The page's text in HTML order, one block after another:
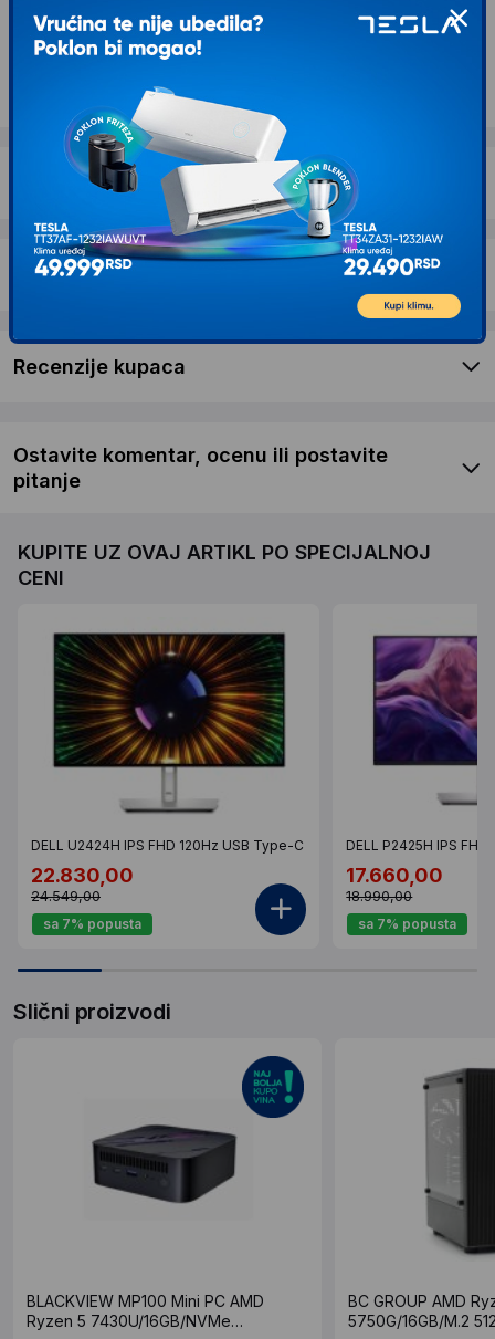
Kontaktirajte nas
5500GT/16GB/512GB/500W
Dostava i povrat
Garancija
Recenzije kupaca
Ostavite komentar, ocenu ili postavite
pitanje
KUPITE UZ OVAJ ARTIKL PO SPECIJALNOJ
CENI
DELL U2424H IPS FHD 120Hz USB Type-C
22.830,00
24.549,00
sa 7% popusta
DELL P2425H IPS
17.660,00
18.990,00
sa 7% popusta
Slični proizvodi
BLACKVIEW MP100 Mini PC AMD
Ryzen 5 7430U/16GB/NVMe
BC GROUP AMD
5750G/16GB/M.2